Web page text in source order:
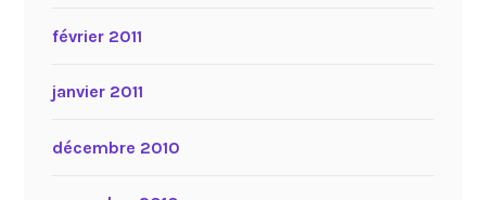
février 2011
janvier 2011
décembre 2010